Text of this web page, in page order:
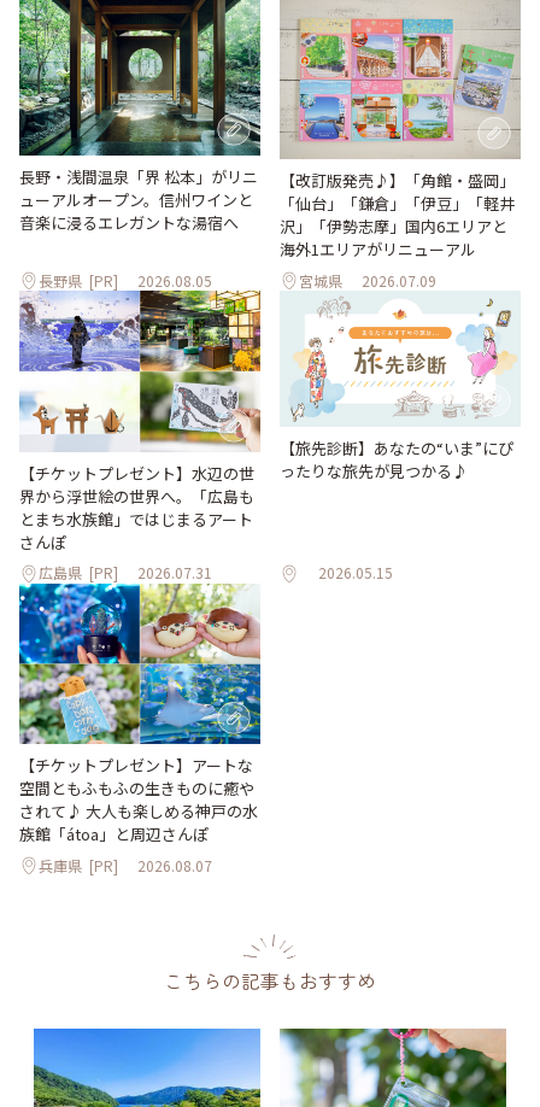
長野・浅間温泉「界 松本」がリニ
ューアルオープン。信州ワインと
音楽に浸るエレガントな湯宿へ
長野県 [PR] 2026.08.05
【改訂版発売♪】「角館・盛岡」
「仙台」「鎌倉」「伊豆」「軽井
沢」「伊勢志摩」国内6エリアと
海外1エリアがリニューアル
宮城県 2026.07.09
【チケットプレゼント】水辺の世
界から浮世絵の世界へ。「広島も
とまち水族館」ではじまるアート
さんぽ
広島県 [PR] 2026.07.31
【旅先診断】あなたの“いま”にぴ
ったりな旅先が見つかる♪
2026.05.15
【チケットプレゼント】アートな
空間ともふもふの生きものに癒や
されて♪ 大人も楽しめる神戸の水
族館「átoa」と周辺さんぽ
兵庫県 [PR] 2026.08.07
こちらの記事もおすすめ